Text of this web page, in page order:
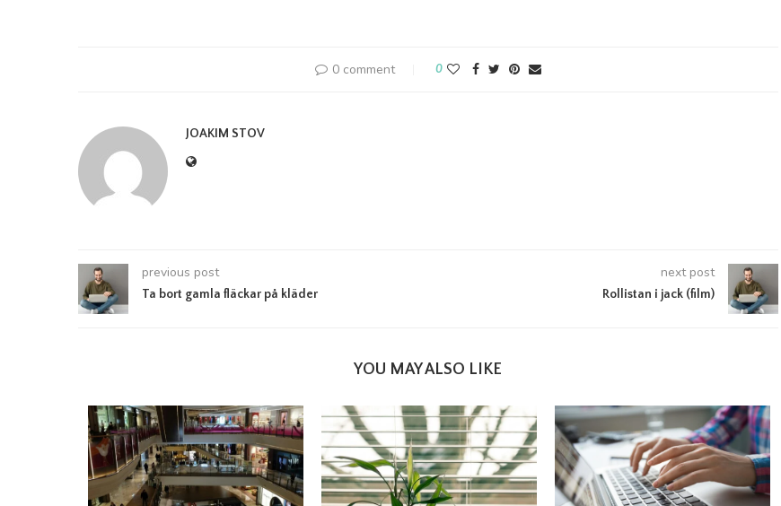
0 comment 0
JOAKIM STOV
previous post
Ta bort gamla fläckar på kläder
next post
Rollistan i jack (film)
YOU MAY ALSO LIKE